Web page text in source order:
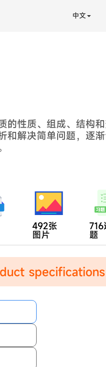
中文
的性质、组成、结构
和解决简单问题，逐
492张
图片 题
specifications